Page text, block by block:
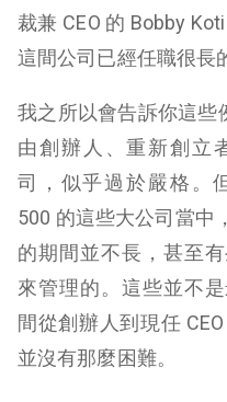
裁兼 CEO 的 Bobby
這間公司已經任職很長
我之所以會告訴你這
由創辦人、重新創立
司，似乎過於嚴格。
500 的這些大公司當中
的期間並不長，甚至
來管理的。這些並不
間從創辦人到現任
並沒有那麼困難。